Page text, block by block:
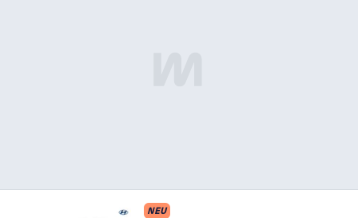
NEU